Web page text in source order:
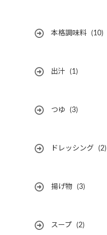
本格調味料 (10)
出汁 (1)
つゆ (3)
ドレッシング (2)
揚げ物 (3)
スープ (2)